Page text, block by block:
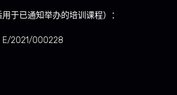
于已通知举办的培训课程）：
E/2021/000228